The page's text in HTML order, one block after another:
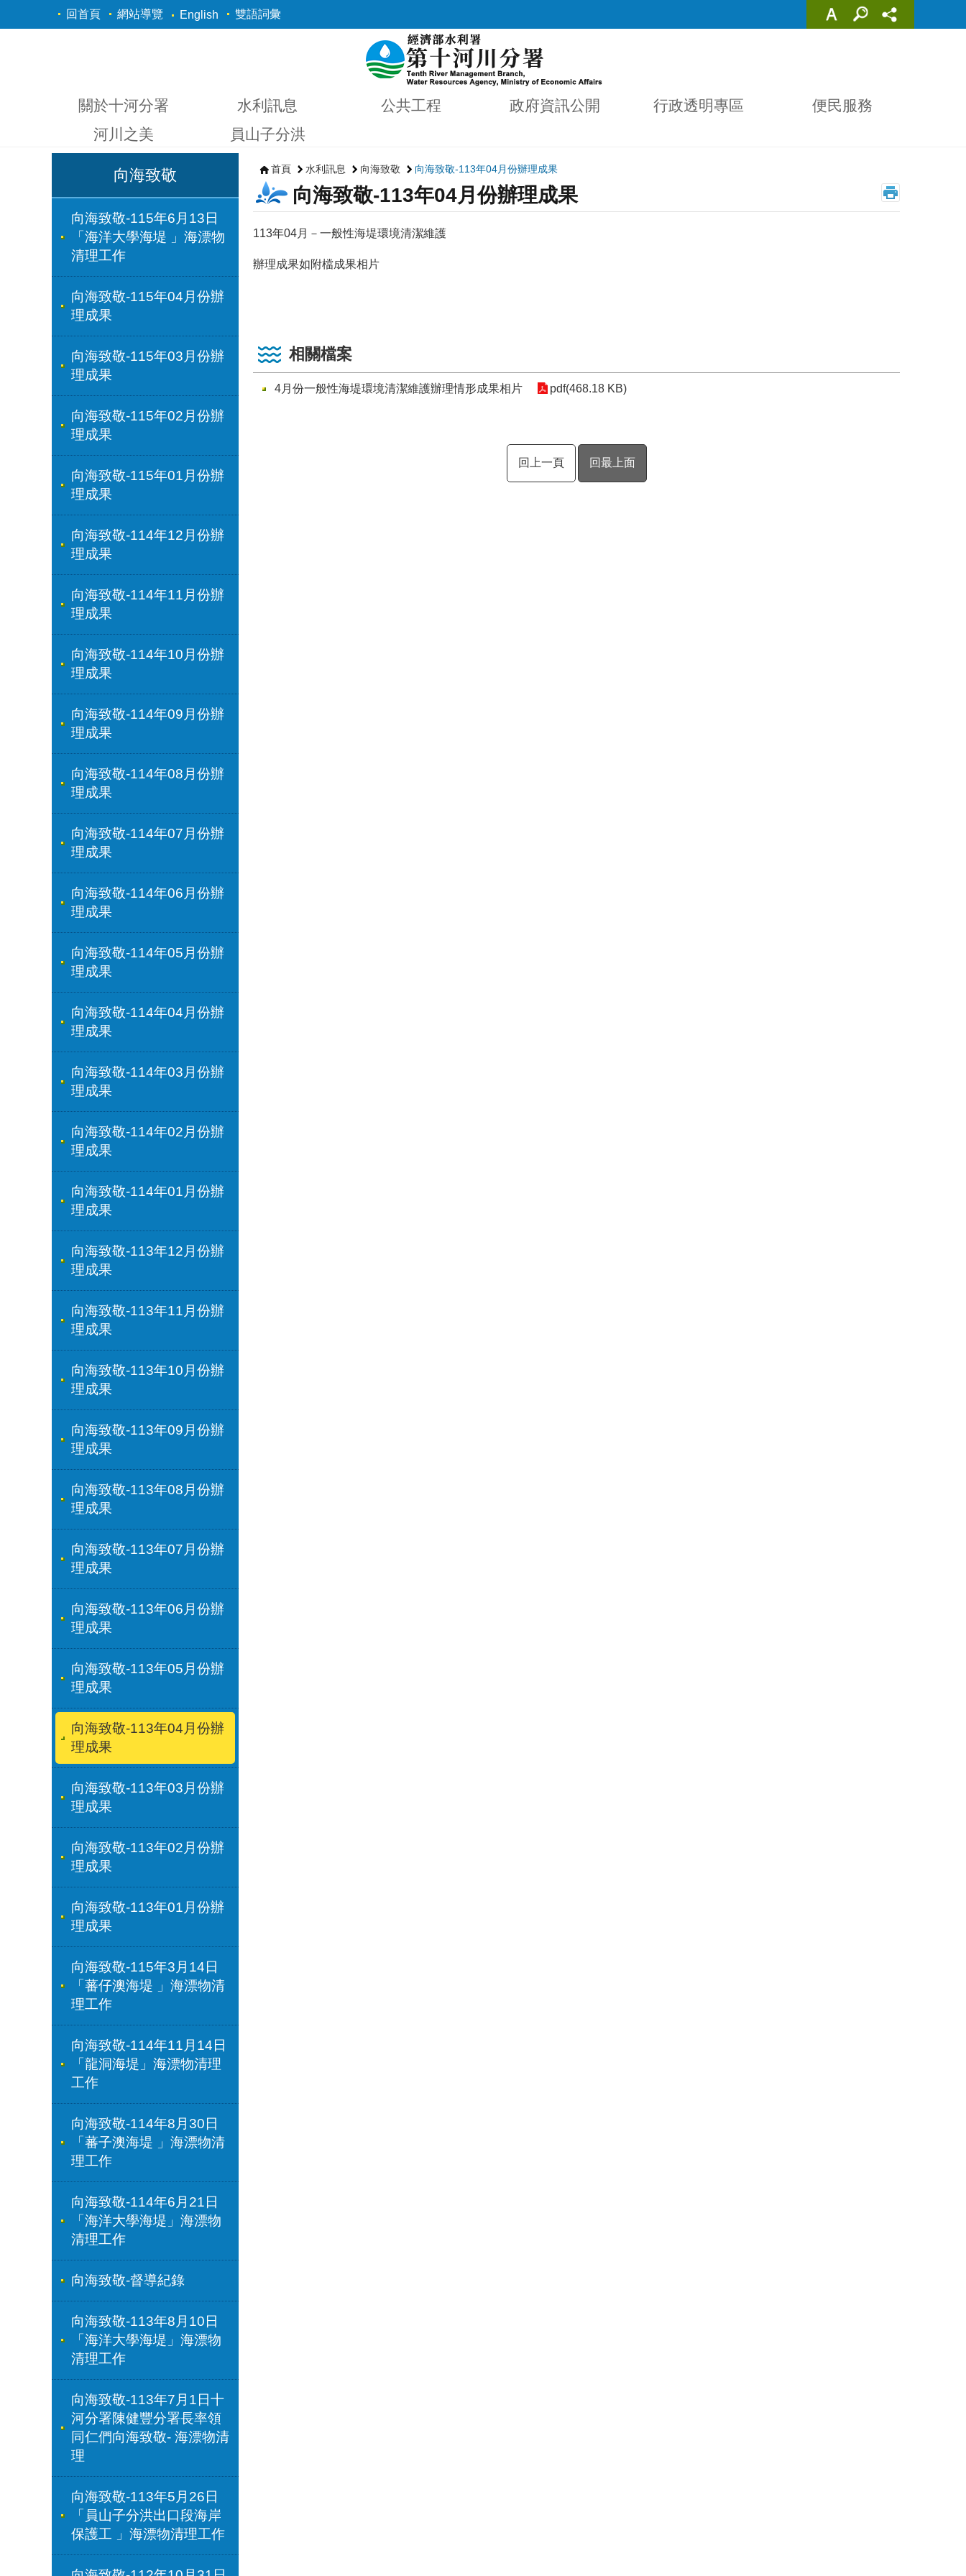
跳到主要內容區塊
回首頁 網站導覽 English 雙語詞彙
關於十河分署 水利訊息 公共工程 政府資訊公開 行政透明專區
便民服務
河川之美
員山子分洪
向海致敬
向海致敬-115年6月13日
「海洋大學海堤 」海漂物
清理工作
向海致敬-115年04月份辦
理成果
向海致敬-115年03月份辦
理成果
向海致敬-115年02月份辦
理成果
向海致敬-115年01月份辦
理成果
向海致敬-114年12月份辦
理成果
向海致敬-114年11月份辦
理成果
向海致敬-114年10月份辦
理成果
向海致敬-114年09月份辦
理成果
向海致敬-114年08月份辦
理成果
向海致敬-114年07月份辦
理成果
向海致敬-114年06月份辦
理成果
向海致敬-114年05月份辦
理成果
向海致敬-114年04月份辦
理成果
向海致敬-114年03月份辦
理成果
向海致敬-114年02月份辦
理成果
向海致敬-114年01月份辦
理成果
向海致敬-113年12月份辦
理成果
向海致敬-113年11月份辦
理成果
向海致敬-113年10月份辦
理成果
向海致敬-113年09月份辦
理成果
向海致敬-113年08月份辦
理成果
向海致敬-113年07月份辦
理成果
向海致敬-113年06月份辦
理成果
向海致敬-113年05月份辦
理成果
向海致敬-113年04月份辦
理成果
向海致敬-113年03月份辦
理成果
向海致敬-113年02月份辦
理成果
向海致敬-113年01月份辦
理成果
向海致敬-115年3月14日
「蕃仔澳海堤 」海漂物清
理工作
向海致敬-114年11月14日
「龍洞海堤」海漂物清理
工作
向海致敬-114年8月30日
「蕃子澳海堤 」海漂物清
理工作
向海致敬-114年6月21日
「海洋大學海堤」海漂物
清理工作
向海致敬-督導紀錄
向海致敬-113年8月10日
「海洋大學海堤」海漂物
清理工作
向海致敬-113年7月1日十
河分署陳健豐分署長率領
同仁們向海致敬- 海漂物清
理
向海致敬-113年5月26日
「員山子分洪出口段海岸
保護工 」海漂物清理工作
首頁 水利訊息 向海致敬 向海致敬-113年04月份辦理成果
向海致敬-113年04月份辦理成果
113年04月－一般性海堤環境清潔維護
辦理成果如附檔成果相片
相關檔案
4月份一般性海堤環境清潔維護辦理情形成果相片 pdf(468.18 KB)
回上一頁 回最上面